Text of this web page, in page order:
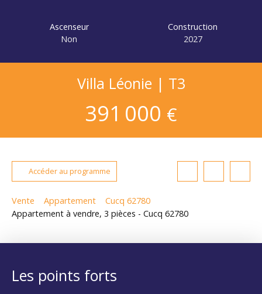
Ascenseur
Non
Construction
2027
Villa Léonie | T3
391 000 €
Accéder au programme
Vente Appartement
Cucq 62780
Appartement à vendre, 3 pièces - Cucq 62780
Les points forts